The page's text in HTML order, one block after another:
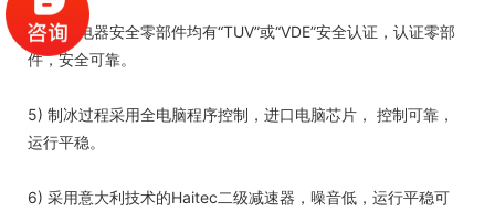
4) 所用电器安全零部件均有“TUV”或“VDE”安全认证，认证零部
件，安全可靠。
5) 制冰过程采用全电脑程序控制，进口电脑芯片， 控制可靠，
运行平稳。
6) 采用意大利技术的Haitec二级减速器，噪音低，运行平稳可